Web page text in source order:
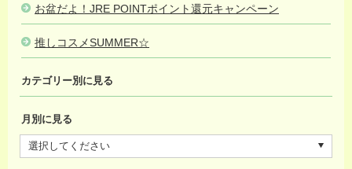
お盆だよ！JRE POINTポイント還元キャンペーン
推しコスメSUMMER☆
カテゴリー別に見る
月別に見る